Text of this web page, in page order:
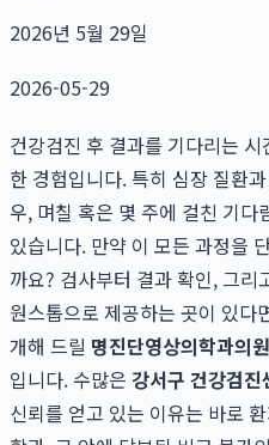
2026년 5월 29일
2026-05-29
건강검진 후 결과를 기다리는
한 경험입니다. 특히 심장 질환
우, 며칠 혹은 몇 주에 걸친 기
있습니다. 만약 이 모든 과정을
까요? 검사부터 결과 확인, 그리
원스톱으로 제공하는 곳이 있다
개해 드릴 명진단영상의학과의원
입니다. 수많은 강서구 건강검진
신뢰를 얻고 있는 이유는 바로